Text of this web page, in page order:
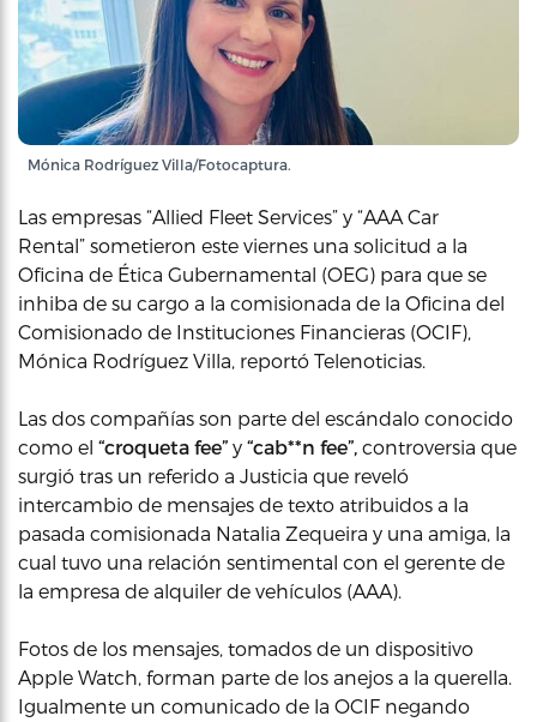
Mónica Rodríguez Villa/Fotocaptura.
Las empresas “Allied Fleet Services” y “AAA Car
Rental” sometieron este viernes una solicitud a la
Oficina de Ética Gubernamental (OEG) para que se
inhiba de su cargo a la comisionada de la Oficina del
Comisionado de Instituciones Financieras (OCIF),
Mónica Rodríguez Villa, reportó Telenoticias.
Las dos compañías son parte del escándalo conocido
como el “croqueta fee” y “cab**n fee”, controversia que
surgió tras un referido a Justicia que reveló
intercambio de mensajes de texto atribuidos a la
pasada comisionada Natalia Zequeira y una amiga, la
cual tuvo una relación sentimental con el gerente de
la empresa de alquiler de vehículos (AAA).
Fotos de los mensajes, tomados de un dispositivo
Apple Watch, forman parte de los anejos a la querella.
Igualmente un comunicado de la OCIF negando